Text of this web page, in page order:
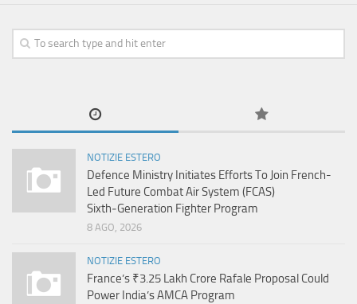
NOTIZIE ESTERO
Defence Ministry Initiates Efforts To Join French-
Led Future Combat Air System (FCAS)
Sixth‑Generation Fighter Program
8 AGO, 2026
NOTIZIE ESTERO
France’s ₹3.25 Lakh Crore Rafale Proposal Could
Power India’s AMCA Program